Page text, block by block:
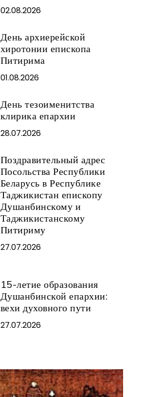
02.08.2026
День архиерейской
хиротонии епископа
Питирима
01.08.2026
День тезоименитства
клирика епархии
28.07.2026
Поздравительный адрес
Посольства Республики
Беларусь в Республике
Таджикистан епископу
Душанбинскому и
Таджикистанскому
Питириму
27.07.2026
15-летие образования
Душанбинской епархии:
вехи духовного пути
27.07.2026